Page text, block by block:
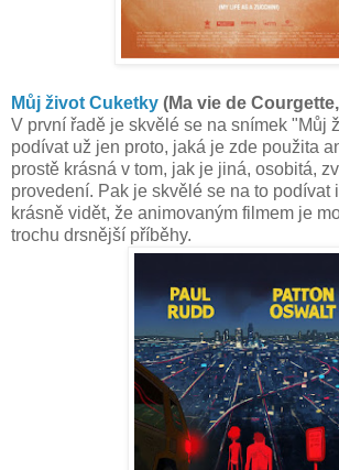
Můj život Cuketky (Ma vie de
V první řadě je skvělé se na snímek "Můj
podívat už jen proto, jaká je zde použita
prostě krásná v tom, jak je jiná, osobitá,
provedení. Pak je skvělé se na to podívat
krásně vidět, že animovaným filmem je
trochu drsnější příběhy.